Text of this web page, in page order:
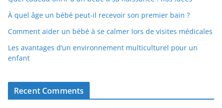
À quel âge un bébé peut-il recevoir son premier bain ?
Comment aider un bébé à se calmer lors de visites médicales
Les avantages d’un environnement multiculturel pour un
enfant
Recent Comments